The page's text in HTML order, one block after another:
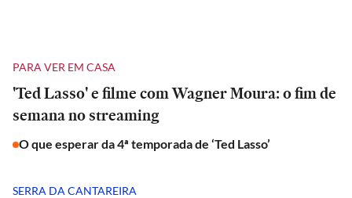
PARA VER EM CASA
'Ted Lasso' e filme com Wagner Moura: o fim de
semana no streaming
O que esperar da 4ª temporada de ‘Ted Lasso’
SERRA DA CANTAREIRA